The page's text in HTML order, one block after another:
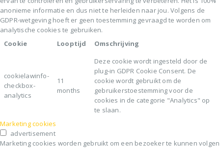
anonieme informatie en dus niet te herleiden naar jou. Volgens de
GDPR-wetgeving hoeft er geen toestemming gevraagd te worden om
analytische cookies te gebruiken.
Cookie
Looptijd Omschrijving
cookielawinfo-
checkbox-
analytics
11
months
Deze cookie wordt ingesteld door de
plug-in GDPR Cookie Consent. De
cookie wordt gebruikt om de
gebruikerstoestemming voor de
cookies in de categorie "Analytics" op
te slaan.
Marketing cookies
advertisement
Marketing cookies worden gebruikt om een bezoeker te kunnen volgen